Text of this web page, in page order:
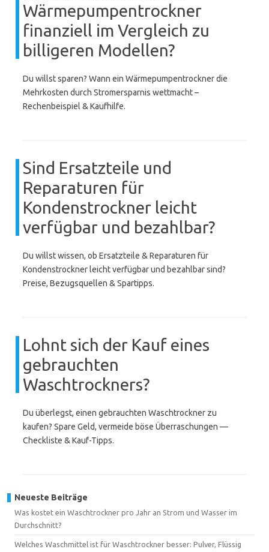
Wärmepumpentrockner
finanziell im Vergleich zu
billigeren Modellen?
Du willst sparen? Wann ein Wärmepumpentrockner die
Mehrkosten durch Stromersparnis wettmacht –
Rechenbeispiel & Kaufhilfe.
Sind Ersatzteile und
Reparaturen für
Kondenstrockner leicht
verfügbar und bezahlbar?
Du willst wissen, ob Ersatzteile & Reparaturen für
Kondenstrockner leicht verfügbar und bezahlbar sind?
Preise, Bezugsquellen & Spartipps.
Lohnt sich der Kauf eines
gebrauchten
Waschtrockners?
Du überlegst, einen gebrauchten Waschtrockner zu
kaufen? Spare Geld, vermeide böse Überraschungen —
Checkliste & Kauf-Tipps.
Neueste Beiträge
Was kostet ein Waschtrockner pro Jahr an Strom und Wasser im
Durchschnitt?
Welches Waschmittel ist für Waschtrockner besser: Pulver, Flüssig